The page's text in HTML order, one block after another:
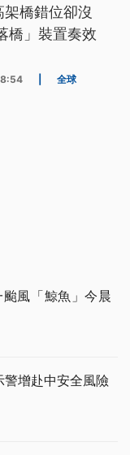
架橋錯位卻沒
橋」裝置奏效
全球
風「鯨魚」今晨
增赴中安全風險